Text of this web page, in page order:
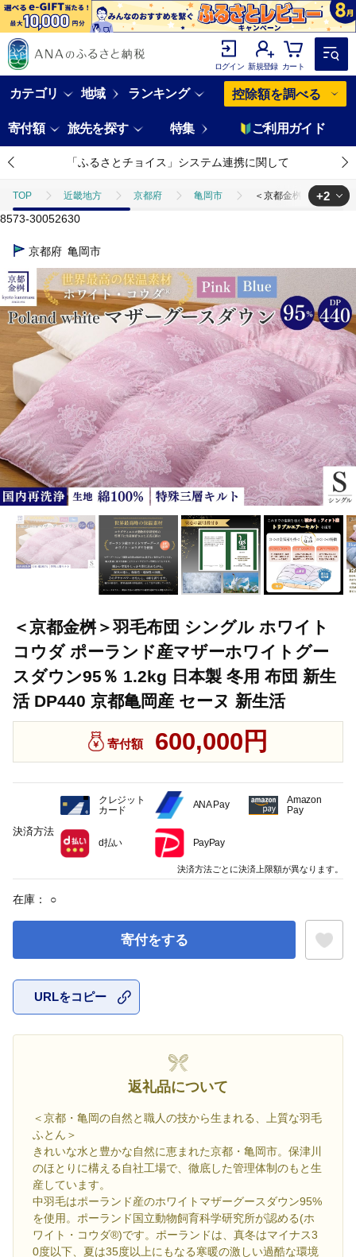
ログイン 新規登録 カート
カテゴリ 地域 ランキング 控除額を調べる
寄付額 旅先を探す 特集 ご利用ガイド
「ふるさとチョイス」システム連携に関して
TOP 近畿地方 京都府 亀岡市 ＜京都金桝＞羽毛布団
TOP 日用品・雑貨
TOP 日用品・雑貨
+2
8573-30052630
京都府 亀岡市
＜京都金桝＞羽毛布団 シングル ホワイト
コウダ ポーランド産マザーホワイトグー
スダウン95％ 1.2kg 日本製 冬用 布団 新生
活 DP440 京都亀岡産 セーヌ 新生活
寄付額 600,000円
在庫： ○
寄付をする
URLをコピー
返礼品について
＜京都・亀岡の自然と職人の技から生まれる、上質な羽毛
ふとん＞
きれいな水と豊かな自然に恵まれた京都・亀岡市。保津川
のほとりに構える自社工場で、徹底した管理体制のもと生
産しています。
中羽毛はポーランド産のホワイトマザーグースダウン95%
を使用。ポーランド国立動物飼育科学研究所が認める(ホ
ワイト・コウダ®)です。ポーランドは、真冬はマイナス3
0度以下、夏は35度以上にもなる寒暖の激しい過酷な環境
決済方法
クレジット
カード
ANA Pay
Amazon
Pay
d払い PayPay
決済方法ごとに決済上限額が異なります。